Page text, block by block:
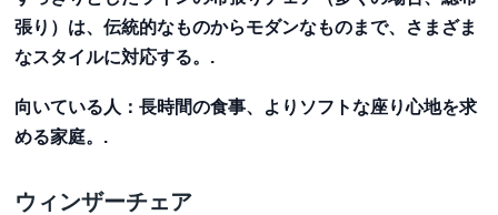
張り）は、伝統的なものからモダンなものまで、さまざま
なスタイルに対応する。.
向いている人：長時間の食事、よりソフトな座り心地を求
める家庭。.
ウィンザーチェア